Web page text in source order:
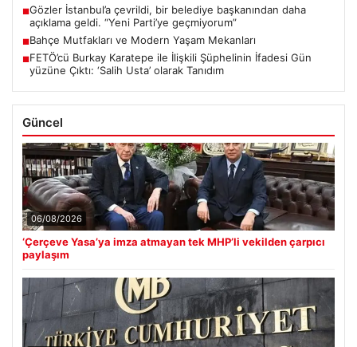
■Gözler İstanbul’a çevrildi, bir belediye başkanından daha
açıklama geldi. “Yeni Parti’ye geçmiyorum”
■Bahçe Mutfakları ve Modern Yaşam Mekanları
■FETÖ’cü Burkay Karatepe ile İlişkili Şüphelinin İfadesi Gün
yüzüne Çıktı: ‘Salih Usta’ olarak Tanıdım
Güncel
06/08/2026
‘Çerçeve Yasa’ya imza atmayan tek MHP’li vekilden çarpıcı
paylaşım